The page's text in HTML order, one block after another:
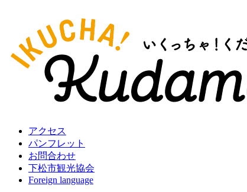
アクセス
パンフレット
お問合わせ
下松市観光協会
Foreign language